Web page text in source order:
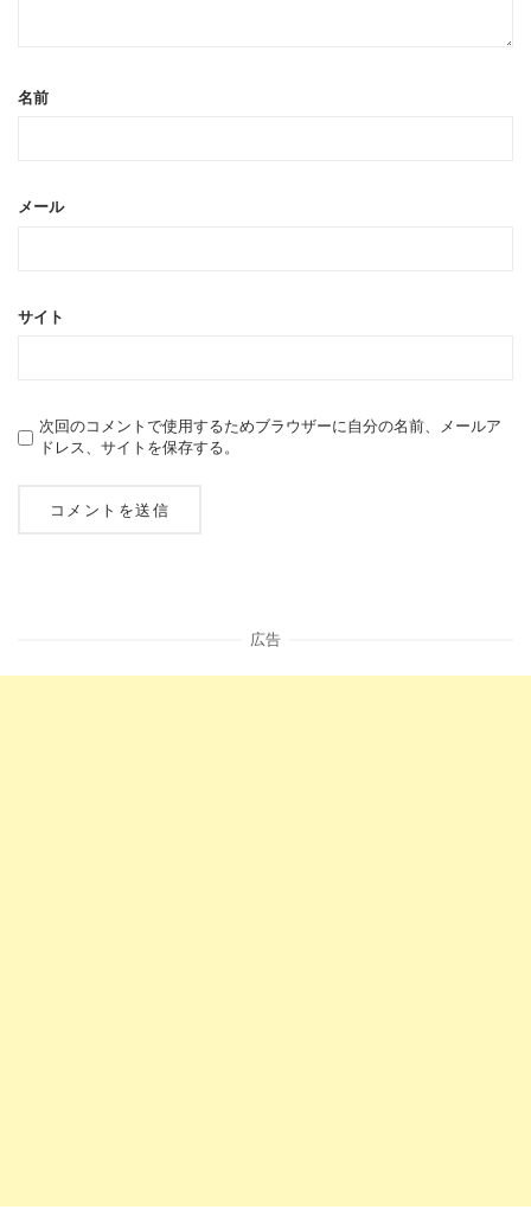
名前
メール
サイト
次回のコメントで使用するためブラウザーに自分の名前、メールア
ドレス、サイトを保存する。
広告